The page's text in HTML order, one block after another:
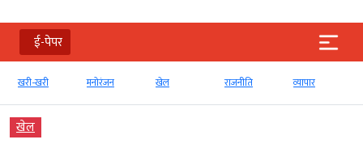
ई-पेपर
खरी-खरी मनोरंजन खेल राजनीति व्‍यापार
खेल